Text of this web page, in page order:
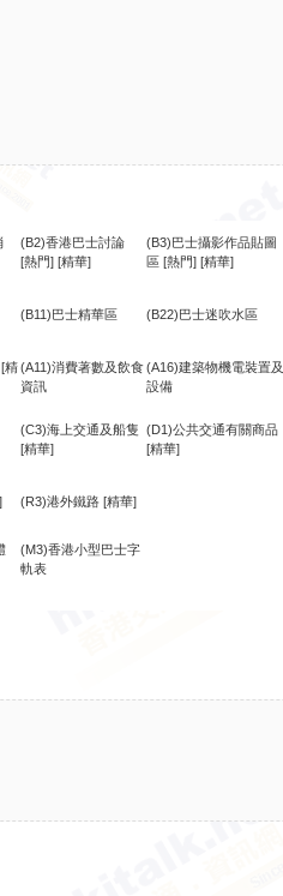
(B2)香港巴士討論
[熱門] [精華]
(B3)巴士攝影作品貼圖
區 [熱門] [精華]
(B11)巴士精華區 (B22)巴士迷吹水區
[精(A11)消費著數及飲食
資訊
(A16)建築物機電裝置及
設備
(C3)海上交通及船隻
[精華]
(D1)公共交通有關商品
[精華]
(R3)港外鐵路 [精華]
(M3)香港小型巴士字
軌表